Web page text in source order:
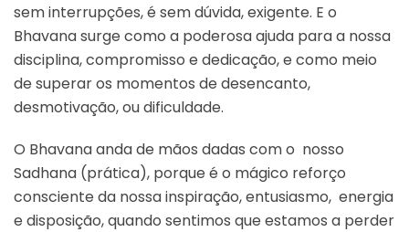
sem interrupções, é sem dúvida, exigente. E o
Bhavana surge como a poderosa ajuda para a nossa
disciplina, compromisso e dedicação, e como meio
de superar os momentos de desencanto,
desmotivação, ou dificuldade.
O Bhavana anda de mãos dadas com o nosso
Sadhana (prática), porque é o mágico reforço
consciente da nossa inspiração, entusiasmo, energia
e disposição, quando sentimos que estamos a perder